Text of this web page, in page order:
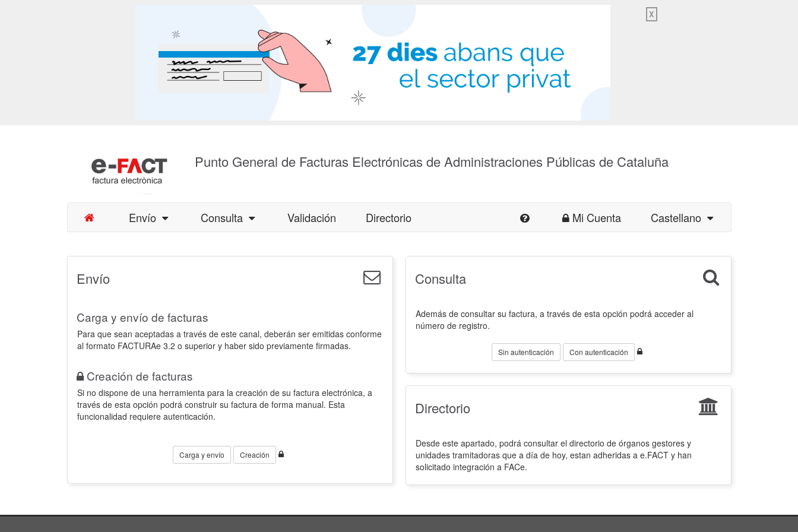
X
Punto General de Facturas Electrónicas de Administraciones Públicas de Cataluña
Envío Consulta Validación Directorio Mi Cuenta Castellano
Envío
Carga y envío de facturas
Para que sean aceptadas a través de este canal, deberán ser emitidas conforme
al formato FACTURAe 3.2 o superior y haber sido previamente firmadas.
Creación de facturas
Si no dispone de una herramienta para la creación de su factura electrónica, a
través de esta opción podrá construir su factura de forma manual. Esta
funcionalidad requiere autenticación.
Carga y envío Creación
Consulta
Además de consultar su factura, a través de esta opción podrá acceder al
número de registro.
Sin autenticación Con autenticación
Directorio
Desde este apartado, podrá consultar el directorio de órganos gestores y
unidades tramitadoras que a día de hoy, estan adheridas a e.FACT y han
solicitado integración a FACe.